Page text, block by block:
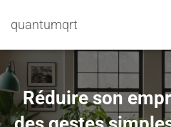
quantumqrt
Réduire son